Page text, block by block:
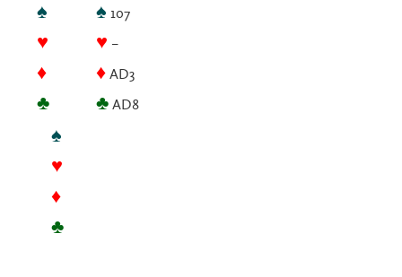
♠
♥
♦
♣
♠ 107
♥ –
♦ AD3
♣ AD8
♠
♥
♦
♣